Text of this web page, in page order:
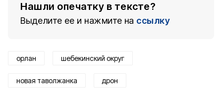
Нашли опечатку в тексте?
Выделите ее и нажмите на ссылку
орлан шебекинский округ
новая таволжанка дрон